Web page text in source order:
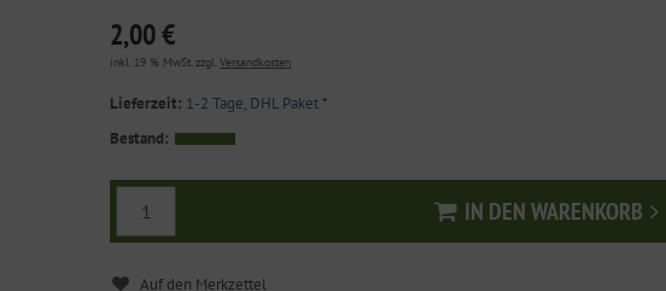
2,00 €
inkl. 19 % MwSt. zzgl.Versandkosten
Lieferzeit: 1-2 Tage, DHL Paket*
Bestand:
IN DEN WARENKORB
In den Warenkorb